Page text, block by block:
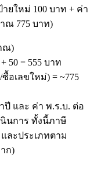
ยใหม่ 100 บาท + ค่า
ณ 775 บาท)
ณ)
50 = 555 บาท
อเลขใหม่) = ~775
ปี และ ค่า พ.ร.บ. ต่อ
นการ ทั้งนี้ภาษี
ละประเภทตาม
ก)